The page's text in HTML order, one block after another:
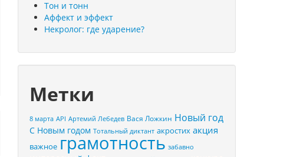
Тон и тонн
Аффект и эффект
Некролог: где ударение?
Метки
8 марта API Артемий Лебедев Вася Ложкин Новый год
С Новым годом Тотальный диктант акростих акция
важное грамотность забавно